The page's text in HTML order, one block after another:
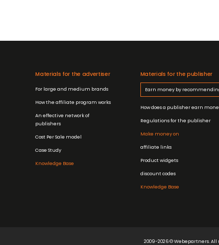
Materials for the advertiser
For large and medium brands
How the affiliate program works
An effective network of
publishers
Cost Per Sale model
Case Study
Knowledge Base
Materials for the publisher
Earn money by
How does a publisher earn
Regulations for the publisher
Make money on
affiliate links
Product widgets
discount codes
Knowledge Base
2009-2026 © Webepartners. All